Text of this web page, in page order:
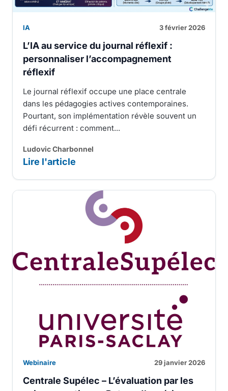
IA 3 février 2026
L’IA au service du journal réflexif :
personnaliser l’accompagnement
réflexif
Le journal réflexif occupe une place centrale
dans les pédagogies actives contemporaines.
Pourtant, son implémentation révèle souvent un
défi récurrent : comment...
Ludovic Charbonnel
Lire l'article
Webinaire 29 janvier 2026
Centrale Supélec – L’évaluation par les